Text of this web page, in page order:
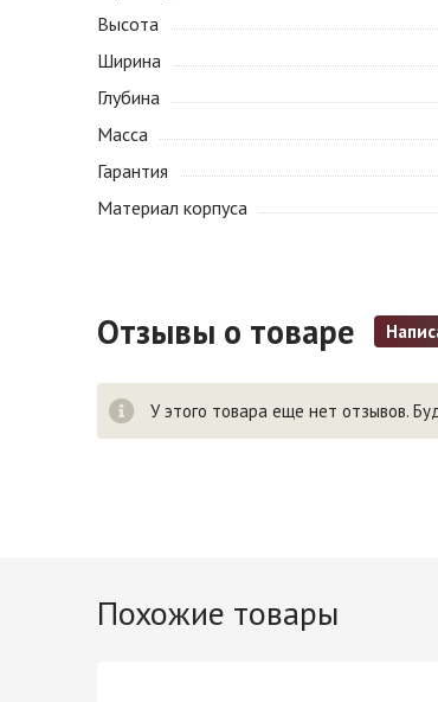
Высота
Ширина
Глубина
Масса
Гарантия
Материал корпуса
Отзывы о товаре
У этого товара еще нет отзывов.
Похожие товары